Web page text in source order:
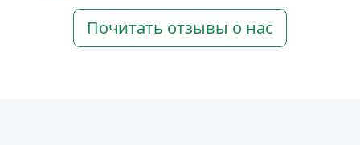
Почитать отзывы о нас